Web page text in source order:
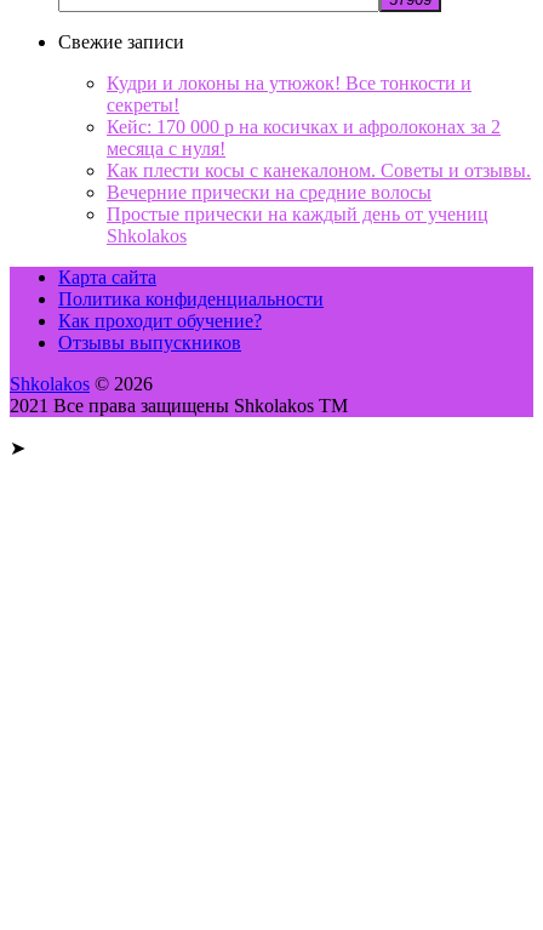
Свежие записи
Кудри и локоны на утюжок! Все тонкости и
секреты!
Кейс: 170 000 р на косичках и афролоконах за 2
месяца с нуля!
Как плести косы с канекалоном. Советы и отзывы.
Вечерние прически на средние волосы
Простые прически на каждый день от учениц
Shkolakos
Карта сайта
Политика конфиденциальности
Как проходит обучение?
Отзывы выпускников
Shkolakos © 2026
2021 Все права защищены Shkolakos TM
➤